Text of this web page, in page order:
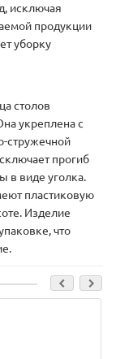
исключая
продукции
уборку
столов
укреплена с
стружечной
прогиб
в виде уголка.
пластиковую
Изделие
что